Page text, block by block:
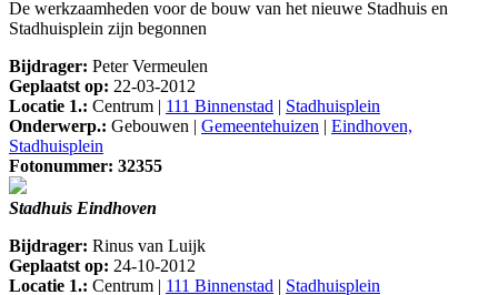
De werkzaamheden voor de bouw van het nieuwe Stadhuis en
Stadhuisplein zijn begonnen
Bijdrager: Peter Vermeulen
Geplaatst op: 22-03-2012
Locatie 1.: Centrum | 111 Binnenstad | Stadhuisplein
Onderwerp.: Gebouwen | Gemeentehuizen | Eindhoven,
Stadhuisplein
Fotonummer: 32355
Stadhuis Eindhoven
Bijdrager: Rinus van Luijk
Geplaatst op: 24-10-2012
Locatie 1.: Centrum | 111 Binnenstad | Stadhuisplein